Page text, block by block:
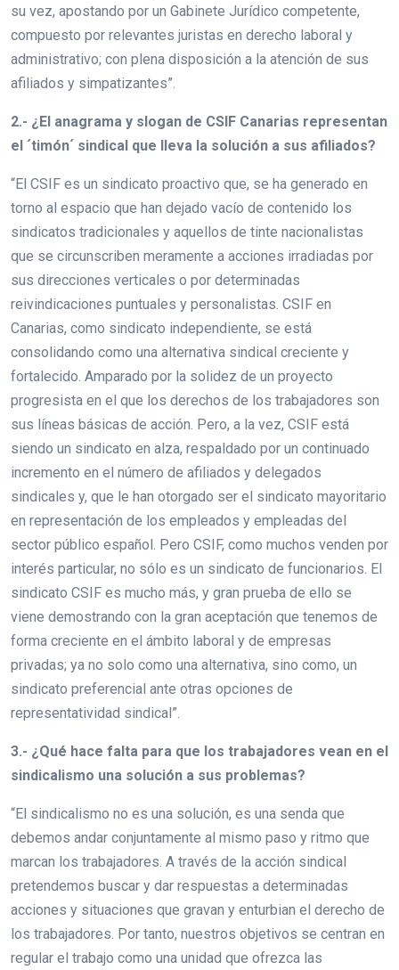
su vez, apostando por un Gabinete Jurídico competente,
compuesto por relevantes juristas en derecho laboral y
administrativo; con plena disposición a la atención de sus
afiliados y simpatizantes”.
2.- ¿El anagrama y slogan de CSIF Canarias representan
el ´timón´ sindical que lleva la solución a sus afiliados?
“El CSIF es un sindicato proactivo que, se ha generado en
torno al espacio que han dejado vacío de contenido los
sindicatos tradicionales y aquellos de tinte nacionalistas
que se circunscriben meramente a acciones irradiadas por
sus direcciones verticales o por determinadas
reivindicaciones puntuales y personalistas. CSIF en
Canarias, como sindicato independiente, se está
consolidando como una alternativa sindical creciente y
fortalecido. Amparado por la solidez de un proyecto
progresista en el que los derechos de los trabajadores son
sus líneas básicas de acción. Pero, a la vez, CSIF está
siendo un sindicato en alza, respaldado por un continuado
incremento en el número de afiliados y delegados
sindicales y, que le han otorgado ser el sindicato mayoritario
en representación de los empleados y empleadas del
sector público español. Pero CSIF, como muchos venden por
interés particular, no sólo es un sindicato de funcionarios. El
sindicato CSIF es mucho más, y gran prueba de ello se
viene demostrando con la gran aceptación que tenemos de
forma creciente en el ámbito laboral y de empresas
privadas; ya no solo como una alternativa, sino como, un
sindicato preferencial ante otras opciones de
representatividad sindical”.
3.- ¿Qué hace falta para que los trabajadores vean en el
sindicalismo una solución a sus problemas?
“El sindicalismo no es una solución, es una senda que
debemos andar conjuntamente al mismo paso y ritmo que
marcan los trabajadores. A través de la acción sindical
pretendemos buscar y dar respuestas a determinadas
acciones y situaciones que gravan y enturbian el derecho de
los trabajadores. Por tanto, nuestros objetivos se centran en
regular el trabajo como una unidad que ofrezca las